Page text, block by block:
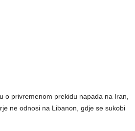
o privremenom prekidu napada na Iran,
ne odnosi na Libanon, gdje se sukobi